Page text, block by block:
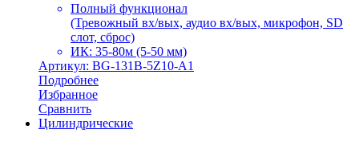
Полный функционал
(Тревожный вх/вых, аудио вх/вых, микрофон, SD
слот, сброс)
ИК: 35-80м (5-50 мм)
Артикул: BG-131B-5Z10-A1
Подробнее
Избранное
Сравнить
Цилиндрические